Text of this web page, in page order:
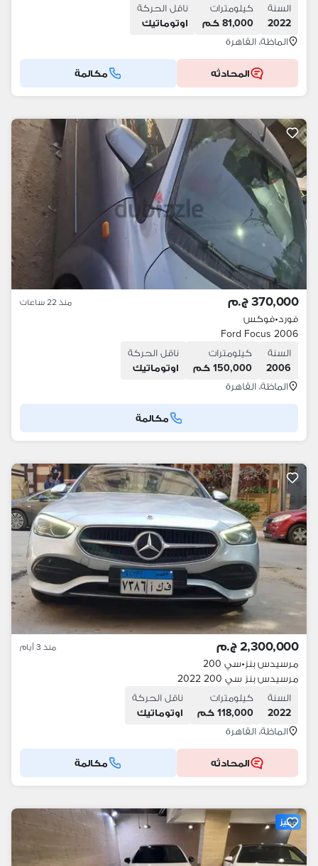
السنة
2022
كيلومترات
81,000 كم
ناقل الحركة
اوتوماتيك
الماظة، القاهرة
المحادثه مكالمة
370,000 ج.م منذ 22 ساعات
فورد•فوكس
Ford Focus 2006
السنة
2006
كيلومترات
150,000 كم
ناقل الحركة
اوتوماتيك
الماظة، القاهرة
مكالمة
2,300,000 ج.م منذ 3 أيام
مرسيدس بنز•سي 200
مرسيدس بنز سي 200 2022
السنة
2022
كيلومترات
118,000 كم
ناقل الحركة
اوتوماتيك
الماظة، القاهرة
المحادثه مكالمة
مميز